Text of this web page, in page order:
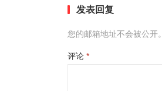
发表回复
您的邮箱地址不会被公开。
评论 *